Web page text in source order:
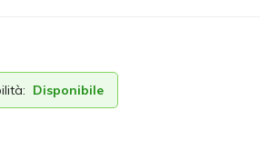
Disponibile